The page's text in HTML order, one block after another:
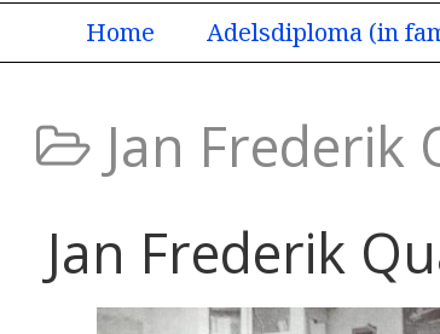
Home Adelsdiploma (in
Jan Frederik
Jan Frederik